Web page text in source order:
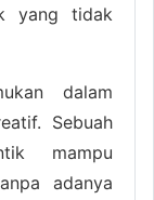
yang tidak
dalam
Sebuah
mampu
adanya